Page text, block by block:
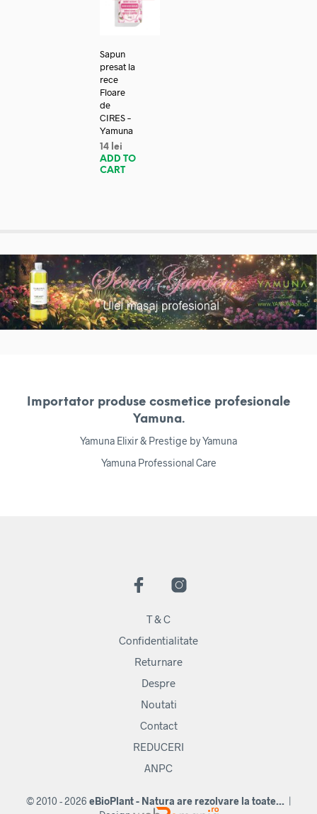
Sapun
presat la
rece
Floare
de
CIRES –
Yamuna
14 lei
ADD TO
CART
Importator produse cosmetice profesionale
Yamuna.
Yamuna Elixir & Prestige by Yamuna
Yamuna Professional Care
T & C
Confidentialitate
Returnare
Despre
Noutati
Contact
REDUCERI
ANPC
© 2010 - 2026 eBioPlant - Natura are rezolvare la toate... |